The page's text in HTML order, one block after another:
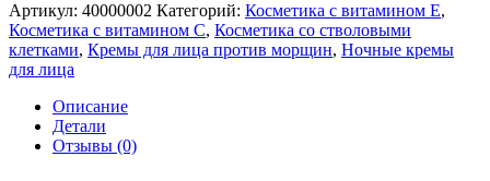
Артикул: 40000002 Категорий: Косметика с витамином Е,
Косметика с витамином С, Косметика со стволовыми
клетками, Кремы для лица против морщин, Ночные кремы
для лица
Описание
Детали
Отзывы (0)